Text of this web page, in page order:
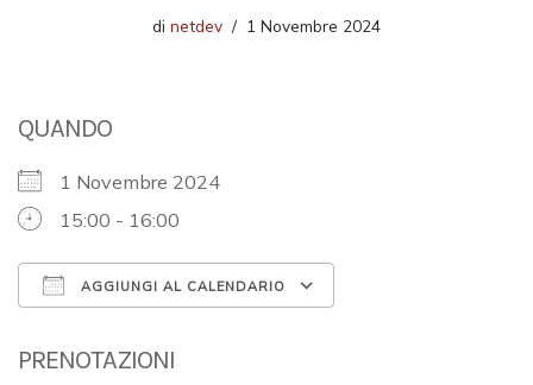
di netdev 1 Novembre 2024
QUANDO
1 Novembre 2024
15:00 - 16:00
AGGIUNGI AL CALENDARIO
PRENOTAZIONI